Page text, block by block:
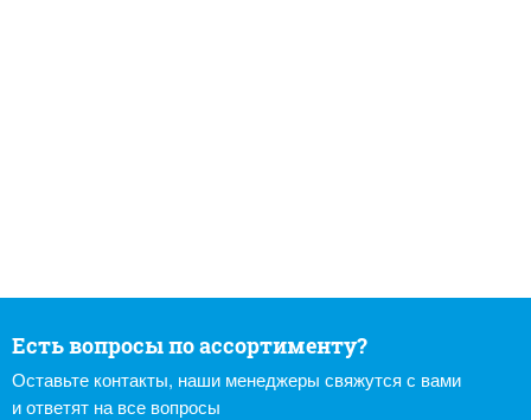
Есть вопросы по ассортименту?
Оставьте контакты, наши менеджеры свяжутся с вами
и ответят на все вопросы